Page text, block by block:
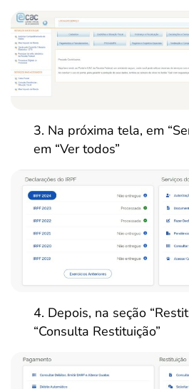
Na próxima tela, em
em “Ver todos”
Depois, na seção
“Consulta Restituição”